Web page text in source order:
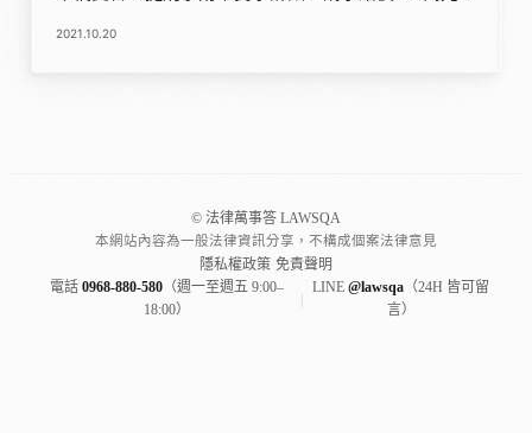
2021.10.20
© 法律萬事答 LAWSQA
本網站內容為一般法律資訊分享，不構成個案法律意見
隱私權政策·免責聲明
電話0968-880-580 （週一至週五 9:00–
18:00）
|
LINE@lawsqa （24H 皆可留
言）